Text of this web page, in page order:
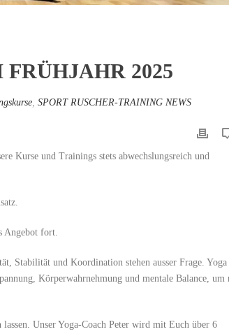
2025
, SPORT RUSCHER-TRAINING NEWS
Kurse und Trainings stets abwechslungsreich und
Angebot fort.
Stabilität und Koordination stehen ausser Frage. Yoga
Körperwahrnehmung und mentale Balance, um
Unser Yoga-Coach Peter wird mit Euch über 6